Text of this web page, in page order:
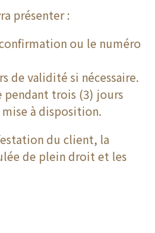
présenter :
ou le numéro
de validité si nécessaire.
pendant trois (3) jours
à disposition.
du client, la
de plein droit et les